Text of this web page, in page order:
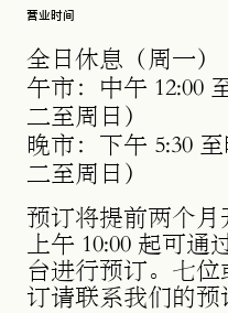
营业时间
全日休息（周一）
午市：中午 12:00
二至周日）
晚市：下午 5:30
二至周日）
预订将提前两个月
上午 10:00 起可
台进行预订。七
订请联系我们的预